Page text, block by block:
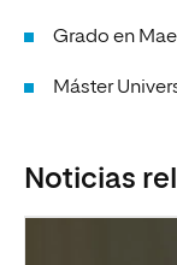
Grado en
Máster
Noticias